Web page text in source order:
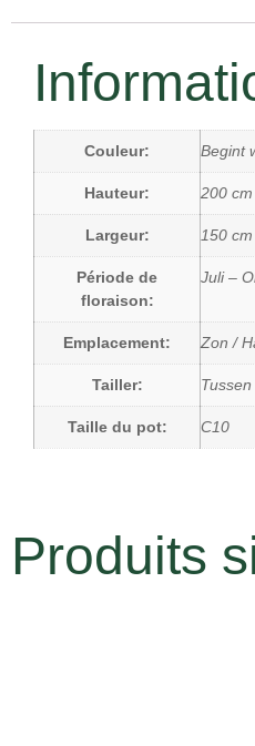
Couleur: Begint
Hauteur: 200 cm
Largeur: 150 cm
Période de
floraison:
Juli –
Emplacement: Zon /
Tailler:
Taille du pot: C10
Produits